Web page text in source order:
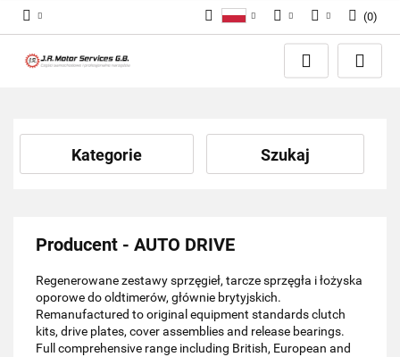
Zaloguj się
Zgody cookies
(0)
Kategorie Szukaj
Producent - AUTO DRIVE
Regenerowane zestawy sprzęgieł, tarcze sprzęgła i łożyska
oporowe do oldtimerów, głównie brytyjskich.
Remanufactured to original equipment standards clutch
kits, drive plates, cover assemblies and release bearings.
Full comprehensive range including British, European and